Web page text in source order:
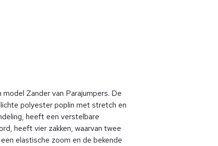
Zander van Parajumpers. De
polyester poplin met stretch en
heeft een verstelbare
heeft vier zakken, waarvan twee
elastische zoom en de bekende